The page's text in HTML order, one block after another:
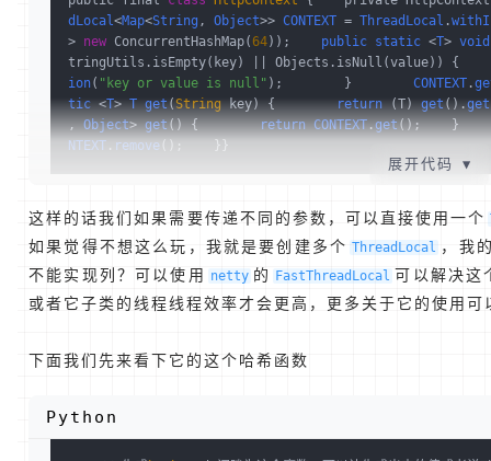
dLocal<Map<String , Object>> CONTEXT = ThreadLocal .
> new ConcurrentHashMap( 64)) ; public static <T> void
tringUtils.isEmpty(key) || Objects.isNull(value))
ion( "key or value is null" ) ;        } CONTEXT .
tic <T> T get(String key) { return (T) get().get
, Object> get() { return CONTEXT.get();    }
NTEXT . remove ;    }}
展开代码 ▼
这样的话我们如果需要传递不同的参数，可以直接使用一个
如果觉得不想这么玩，我就是要创建多个 ThreadLocal ，我
不能实现列？可以使用
netty 的 FastThreadLocal 可以解决这
或者它子类的线程线程效率才会更高，更多关于它的使用可
下面我们先来看下它的这个哈希函数
Python